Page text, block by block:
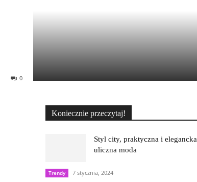
0
Koniecznie przeczytaj!
Styl city, praktyczna i elegancka
uliczna moda
Trendy 7 stycznia, 2024